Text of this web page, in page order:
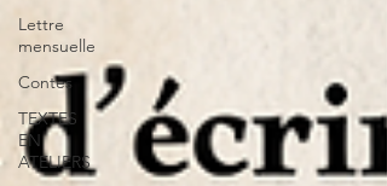
Lettre
mensuelle
Contes
TEXTES
EN
ATELIERS